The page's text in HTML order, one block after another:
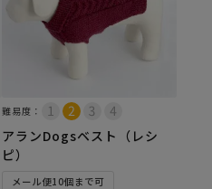
難易度：
アランDogsベスト（レシ
ピ）
メール便10個まで可